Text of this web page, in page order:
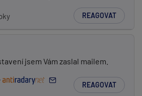
REAGOVAT
jsem Vám zaslal mailem.
REAGOVAT